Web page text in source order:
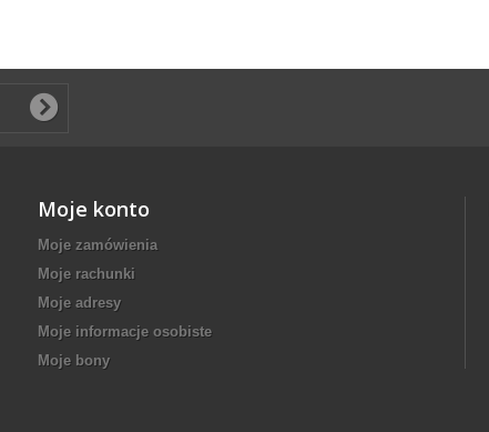
Moje konto
Moje zamówienia
Moje rachunki
Moje adresy
Moje informacje osobiste
Moje bony